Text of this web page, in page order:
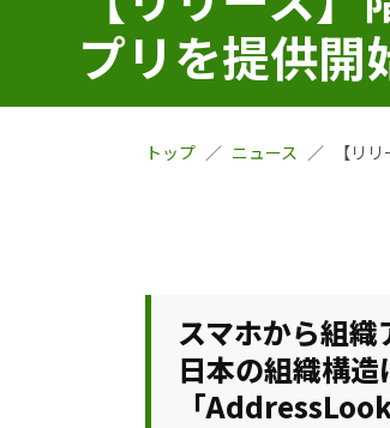
プリを提供開
トップ ニュース 【リ
スマホから組織
日本の組織構
「